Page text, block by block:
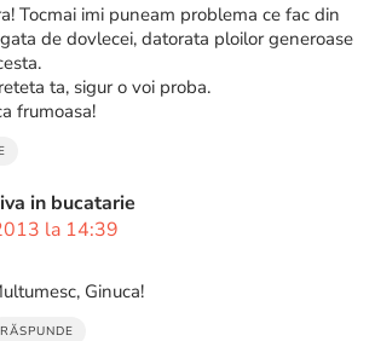
Tocmai imi puneam problema ce fac din
de dovlecei, datorata ploilor generoase
ta, sigur o voi proba.
frumoasa!
in bucatarie
la 14:39
Ginuca!
RĂSPUNDE